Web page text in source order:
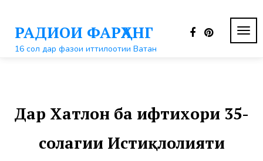
контентуРАДИОИ ФАРҲАНГ
16 сол дар фазои иттилоотии Ватан
Дар Хатлон ба ифтихори 35-
солагии Истиқлолияти